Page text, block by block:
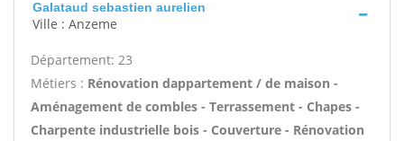
Galataud sebastien aurelien
Ville : Anzeme
Département: 23
Métiers : Rénovation dappartement / de maison -
Aménagement de combles - Terrassement - Chapes -
Charpente industrielle bois - Couverture - Rénovation